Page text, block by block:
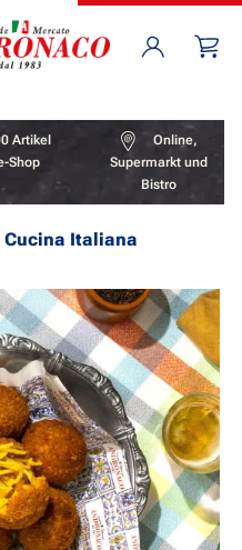
auf dem Merkzettel
Artikel
Shop
Online,
Supermarkt und
Bistro
Cucina Italiana